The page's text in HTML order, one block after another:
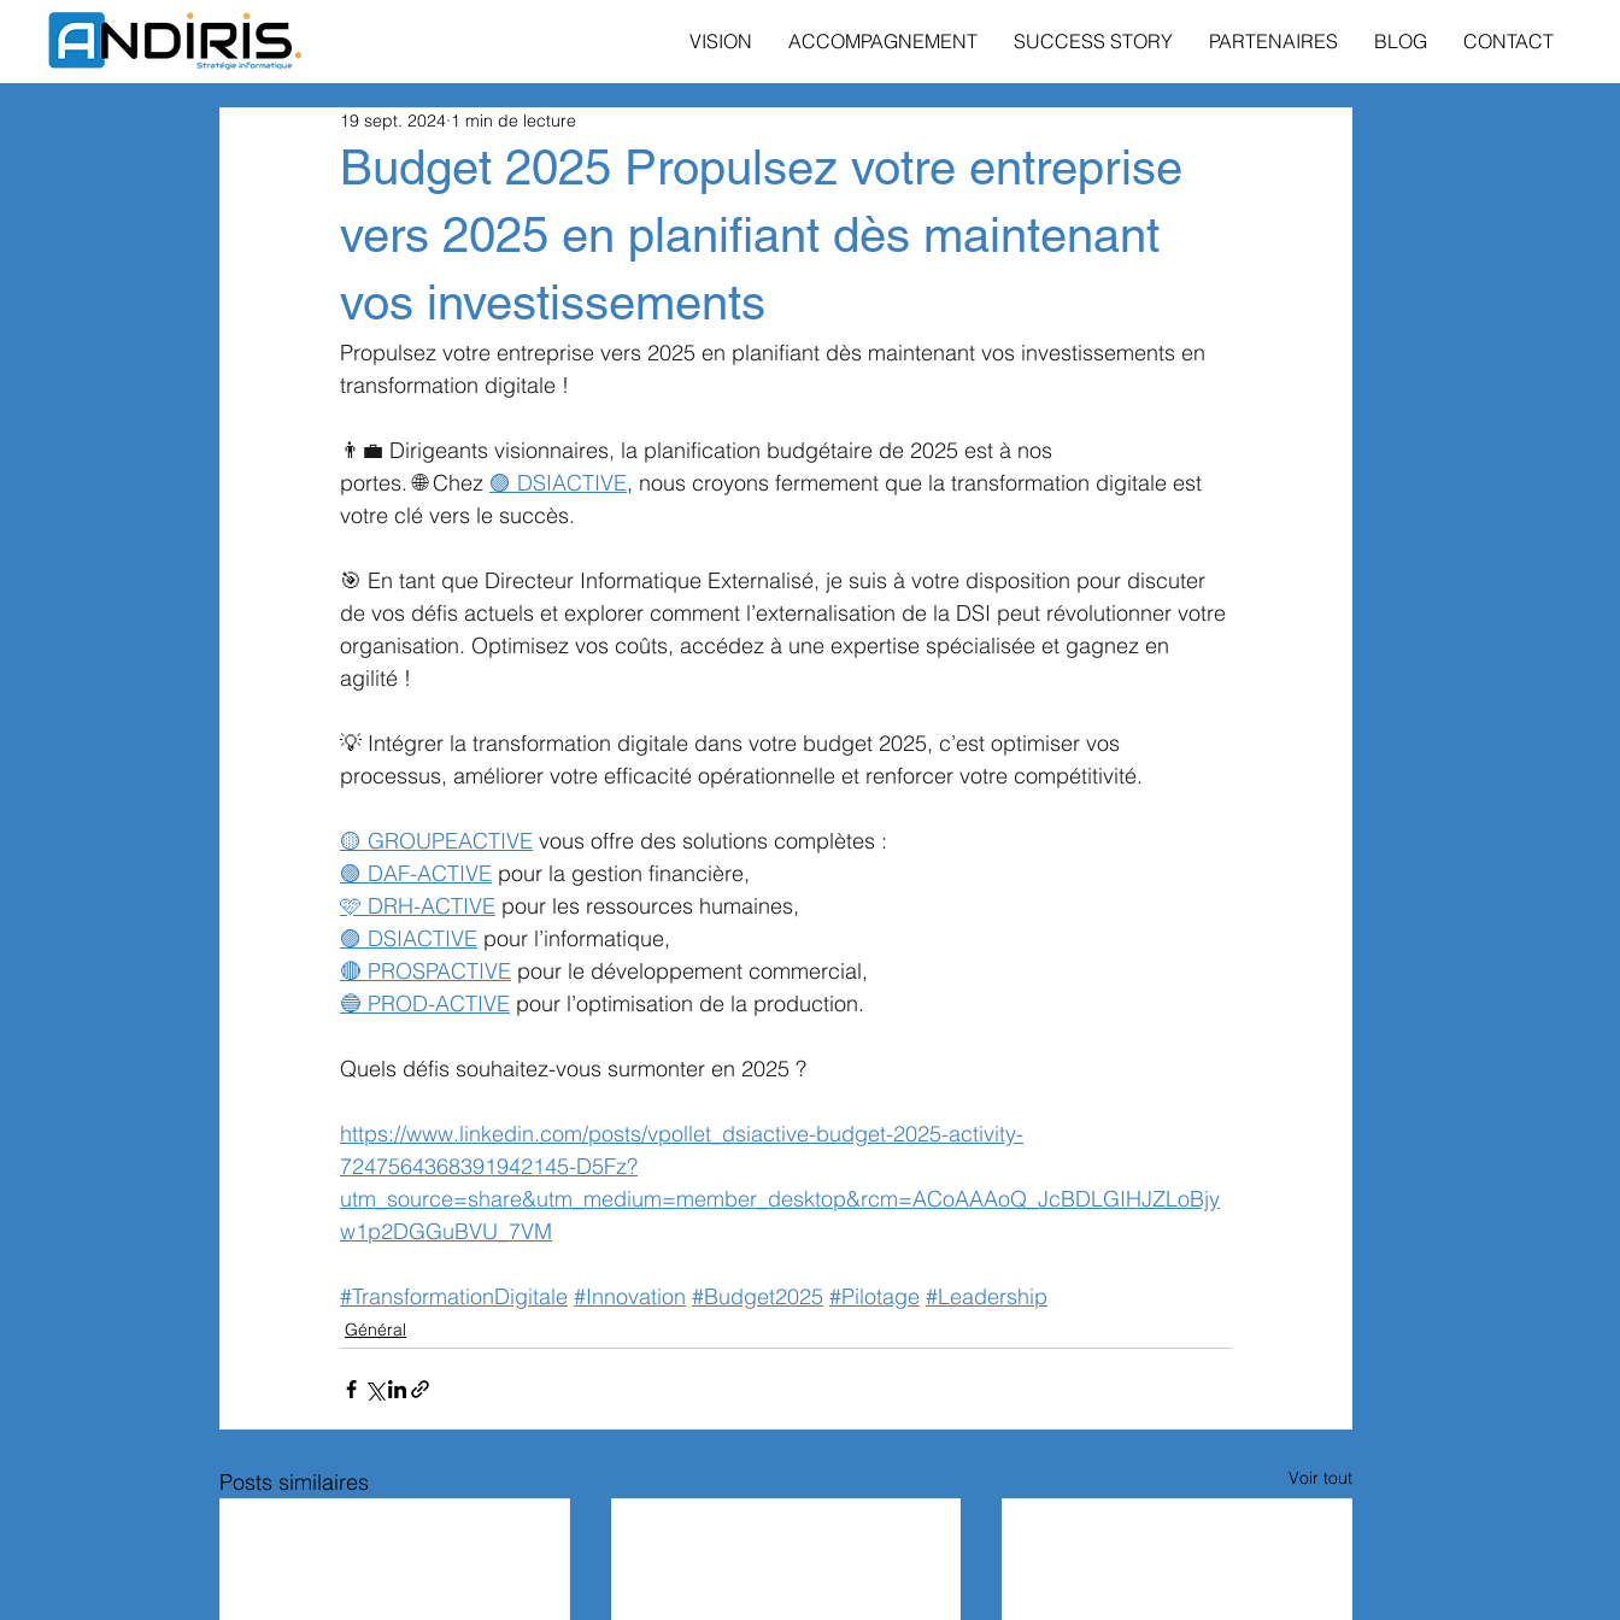
VISION ACCOMPAGNEMENT SUCCESS STORY PARTENAIRES BLOG CONTACT
Budget 2025 Propulsez votre entreprise
vers 2025 en planifiant dès maintenant
vos investissements
19 sept. 2024 1 min de lecture
Propulsez votre entreprise vers 2025 en planifiant dès maintenant vos investissements en
transformation digitale !
👨‍💼 Dirigeants visionnaires, la planification budgétaire de 2025 est à nos
portes. 🌐 Chez 🟣 DSIACTIVE, nous croyons fermement que la transformation digitale est
votre clé vers le succès.
🎯 En tant que Directeur Informatique Externalisé, je suis à votre disposition pour discuter
de vos défis actuels et explorer comment l’externalisation de la DSI peut révolutionner votre
organisation. Optimisez vos coûts, accédez à une expertise spécialisée et gagnez en
agilité !
💡 Intégrer la transformation digitale dans votre budget 2025, c’est optimiser vos
processus, améliorer votre efficacité opérationnelle et renforcer votre compétitivité.
🟡 GROUPEACTIVE vous offre des solutions complètes :
🟢 DAF-ACTIVE pour la gestion financière,
🩷 DRH-ACTIVE pour les ressources humaines,
🟣 DSIACTIVE pour l’informatique,
🔴 PROSPACTIVE pour le développement commercial,
🔵 PROD-ACTIVE pour l’optimisation de la production.
Quels défis souhaitez-vous surmonter en 2025 ?
https://www.linkedin.com/posts/vpollet_dsiactive-budget-2025-activity-
7247564368391942145-D5Fz?
utm_source=share&utm_medium=member_desktop&rcm=ACoAAAoQ_JcBDLGIHJZLoBjy
w1p2DGGuBVU_7VM
#TransformationDigitale #Innovation #Budget2025 #Pilotage #Leadership
Général
Posts similaires Voir tout